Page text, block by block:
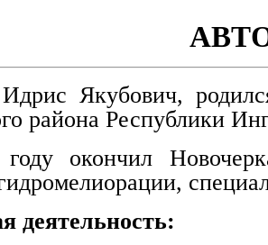
Якубович,
района Республики
окончил
деятельность: